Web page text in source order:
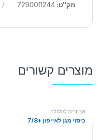
מק"ט:7290011244
מוצרים קשורים
אביזרים לסלולר
כיסוי מגן לאייפון +7/8